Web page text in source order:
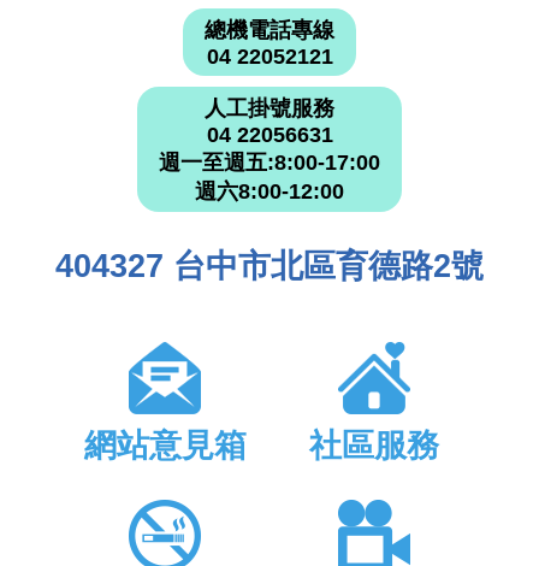
總機電話專線
04 22052121
人工掛號服務
04 22056631
週一至週五:8:00-17:00
週六8:00-12:00
404327 台中市北區育德路2號
網站意見箱 社區服務